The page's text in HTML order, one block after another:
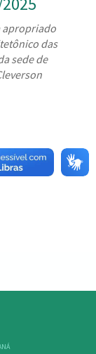
apropriado
das
sede de